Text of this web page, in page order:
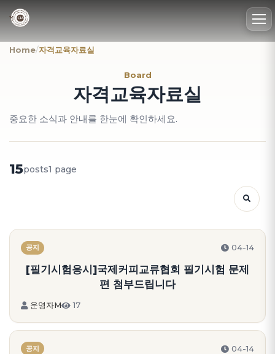
Home/자격교육자료실
Board
자격교육자료실
중요한 소식과 안내를 한눈에 확인하세요.
15posts1 page
공지 04-14
[필기시험응시]국제커피교류협회 필기시험 문제
편 첨부드립니다
운영자M 17
공지 04-14